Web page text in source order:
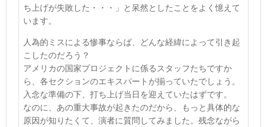
ち上げが失敗した・・・」と呆然としたことをよく憶えて
います。
人為的ミスによる惨事ならば、どんな経緯によって引き起
こしたのだろう？
アメリカの国家プロジェクトに係るスタッフたちですか
ら、各セクションのエキスパートが揃っていたでしょう。
入念な準備の下、打ち上げ当日を迎えていたはずです。
なのに、あの重大事故が起きたのだから、もっと具体的な
原因が知りたくて、演者に質問してみました。 残念ながら